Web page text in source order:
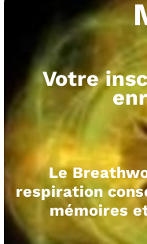
Votre
Le
respiration
mémoires